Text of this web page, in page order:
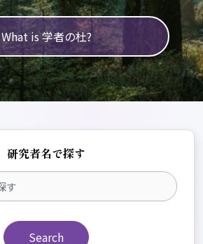
What is 学者の杜?
研究者名で探す
Search